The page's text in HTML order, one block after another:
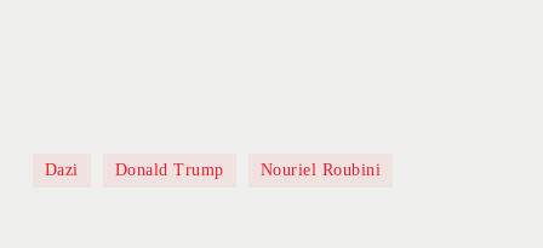
Dazi Donald Trump Nouriel Roubini